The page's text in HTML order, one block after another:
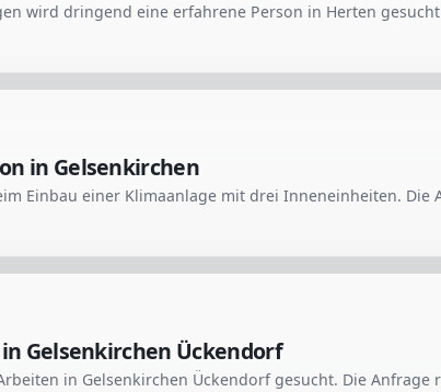
in Gelsenkirchen
Gelsenkirchen Ückendorf